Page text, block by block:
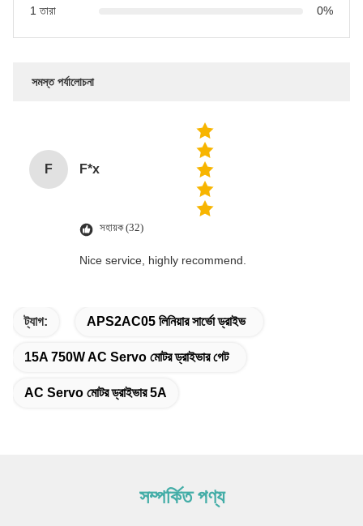
1 তারা
0%
সমস্ত পর্যালোচনা
F F*x
সহায়ক (32)
Nice service, highly recommend.
ট্যাগ: APS2AC05 লিনিয়ার সার্ভো ড্রাইভ
15A 750W AC Servo মোটর ড্রাইভার গেট
AC Servo মোটর ড্রাইভার 5A
সম্পর্কিত পণ্য